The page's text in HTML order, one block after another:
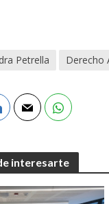
Petrella Derecho
interesarte